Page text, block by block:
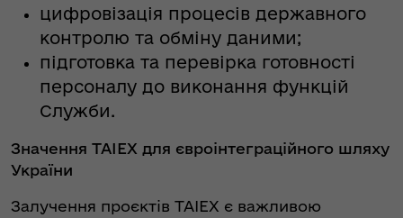
цифровізація процесів державного
контролю та обміну даними;
підготовка та перевірка готовності
персоналу до виконання функцій
Служби.
Значення TAIEX для євроінтеграційного шляху
України
Залучення проєктів TAIEX є важливою